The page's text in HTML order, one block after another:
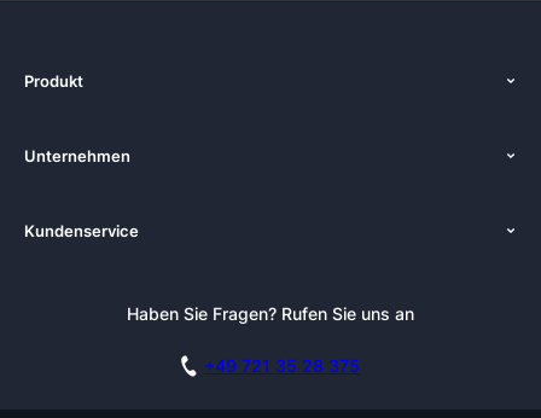
Produkt
Preise
Lösungen
Integrationen
Unternehmen
Zenkit in der Presse
Kundenservice
Haben Sie Fragen? Rufen Sie uns an
+49 721 35 28 375